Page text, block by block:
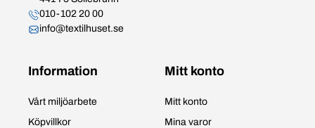
010-102 20 00
info@textilhuset.se
Information
Vårt miljöarbete
Köpvillkor
Mitt konto
Mitt konto
Mina varor